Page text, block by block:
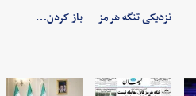
نزدیکی تنگه هرمز
باز کردن…